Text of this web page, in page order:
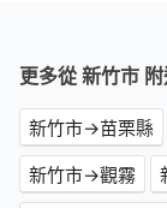
更多從 新竹市
新竹市→苗栗縣
新竹市→觀霧